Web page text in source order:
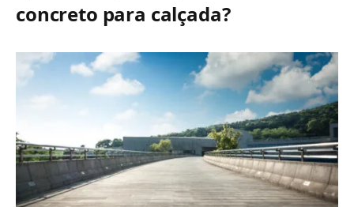
concreto para calçada?